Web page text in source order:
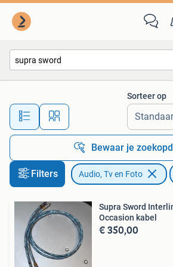
Alle afstanden…
Sorteer op
Bewaar je
Filters Audio, Tv en Foto
Supra Sword
Occasion kabel
€ 350,00